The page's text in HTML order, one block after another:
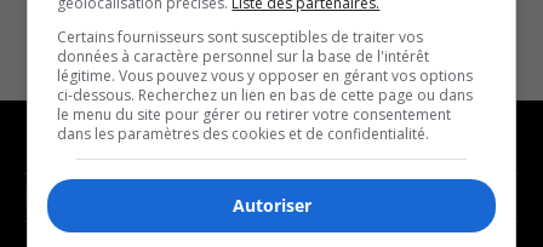
NOUVELLES MUSIQUE
Certains fournisseurs sont susceptibles de traiter vos
données à caractère personnel sur la base de l'intérêt
légitime. Vous pouvez vous y opposer en gérant vos options
ci-dessous. Recherchez un lien en bas de cette page ou dans
le menu du site pour gérer ou retirer votre consentement
dans les paramètres des cookies et de confidentialité.
Autoriser